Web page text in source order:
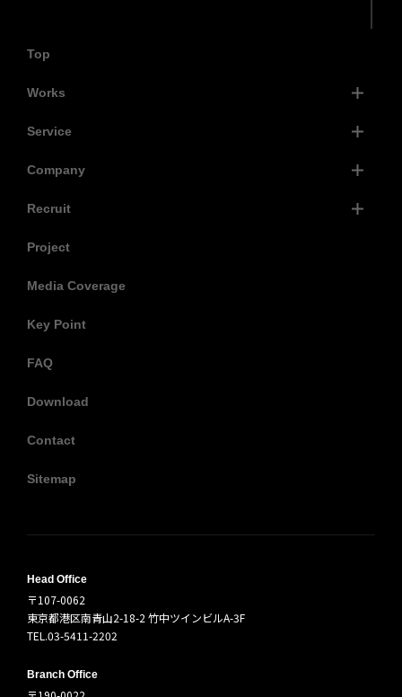
Top
Works
Service
Company
Recruit
Project
Media Coverage
Key Point
FAQ
Download
Contact
Sitemap
Head Office
〒107-0062
東京都港区南青山2-18-2 竹中ツインビルA-3F
TEL.03-5411-2202
Branch Office